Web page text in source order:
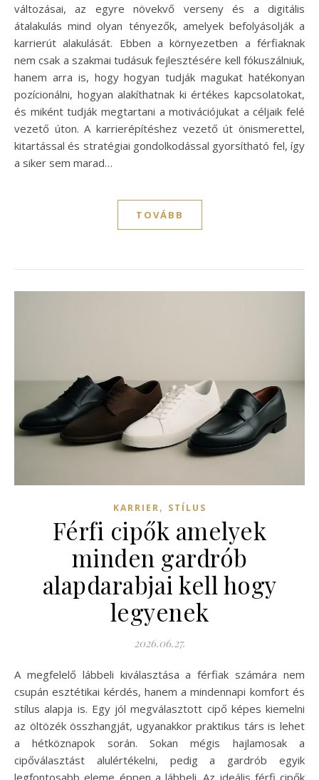
változásai, az egyre növekvő verseny és a digitális
átalakulás mind olyan tényezők, amelyek befolyásolják a
karrierút alakulását. Ebben a környezetben a férfiaknak
nem csak a szakmai tudásuk fejlesztésére kell fókuszálniuk,
hanem arra is, hogy hogyan tudják magukat hatékonyan
pozícionálni, hogyan alakíthatnak ki értékes kapcsolatokat,
és miként tudják megtartani a motivációjukat a céljaik felé
vezető úton. A karrierépítéshez vezető út önismerettel,
kitartással és stratégiai gondolkodással gyorsítható fel, így
a siker sem marad…
TOVÁBB
KARRIER, STÍLUS
Férfi cipők amelyek
minden gardrób
alapdarabjai kell hogy
legyenek
2026.06.27.
A megfelelő lábbeli kiválasztása a férfiak számára nem
csupán esztétikai kérdés, hanem a mindennapi komfort és
stílus alapja is. Egy jól megválasztott cipő képes kiemelni
az öltözék összhangját, ugyanakkor praktikus társ is lehet
a hétköznapok során. Sokan mégis hajlamosak a
cipőválasztást alulértékelni, pedig a gardrób egyik
legfontosabb eleme éppen a lábbeli. Az ideális férfi cipők